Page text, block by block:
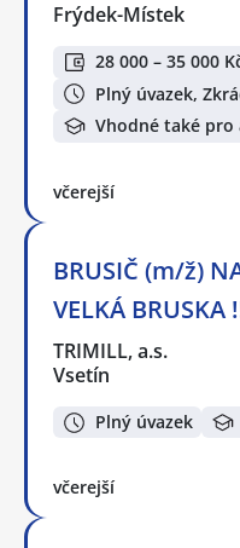
Frýdek-Místek
28 000 – 35 000
Plný úvazek,
Vhodné také pro
včerejší
BRUSIČ (m/ž)
VELKÁ BRUSKA
TRIMILL, a.s.
Vsetín
Plný úvazek
včerejší